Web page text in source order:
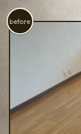
before